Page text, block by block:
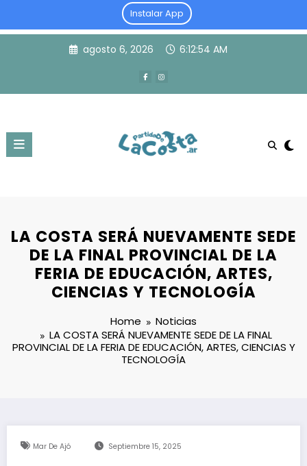
Instalar App
agosto 6, 2026 6:12:55 AM
LA COSTA SERÁ NUEVAMENTE SEDE
DE LA FINAL PROVINCIAL DE LA
FERIA DE EDUCACIÓN, ARTES,
CIENCIAS Y TECNOLOGÍA
Home
Noticias
LA COSTA SERÁ NUEVAMENTE SEDE DE LA FINAL
PROVINCIAL DE LA FERIA DE EDUCACIÓN, ARTES, CIENCIAS Y
TECNOLOGÍA
Mar De Ajó Septiembre 15, 2025